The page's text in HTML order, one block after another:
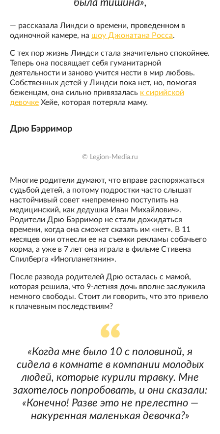
была тишина»,
— рассказала Линдси о времени, проведенном в
одиночной камере, на шоу Джонатана Росса.
С тех пор жизнь Линдси стала значительно спокойнее.
Теперь она посвящает себя гуманитарной
деятельности и заново учится нести в мир любовь.
Собственных детей у Линдси пока нет, но, помогая
беженцам, она сильно привязалась к сирийской
девочке Хейе, которая потеряла маму.
Дрю Бэрримор
© Legion-Media.ru
Многие родители думают, что вправе распоряжаться
судьбой детей, а потому подростки часто слышат
настойчивый совет «непременно поступить на
медицинский, как дедушка Иван Михайлович».
Родители Дрю Бэрримор не стали дожидаться
времени, когда она сможет сказать им «нет». В 11
месяцев они отнесли ее на съемки рекламы собачьего
корма, а уже в 7 лет она играла в фильме Стивена
Спилберга «Инопланетянин».
После развода родителей Дрю осталась с мамой,
которая решила, что 9-летняя дочь вполне заслужила
немного свободы. Стоит ли говорить, что это привело
к плачевным последствиям?
«Когда мне было 10 с половиной, я
сидела в комнате в компании молодых
людей, которые курили травку. Мне
захотелось попробовать, и они сказали:
«Конечно! Разве это не прелестно —
накуренная маленькая девочка?»